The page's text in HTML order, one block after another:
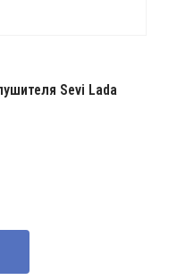
Sevi Lada